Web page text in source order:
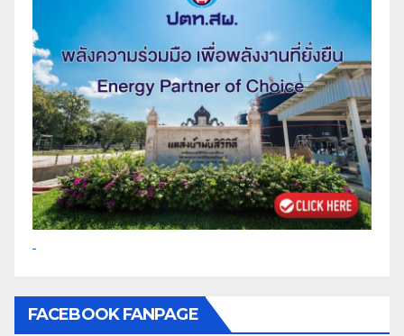
FACEBOOK FANPAGE